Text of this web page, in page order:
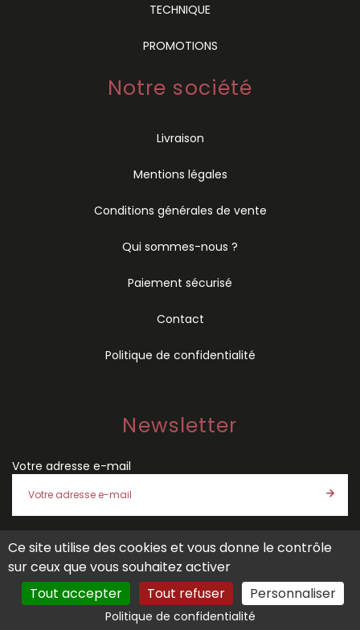
TECHNIQUE
PROMOTIONS
Notre société
Livraison
Mentions légales
Conditions générales de vente
Qui sommes-nous ?
Paiement sécurisé
Contact
Politique de confidentialité
Newsletter
Votre adresse e-mail
J'accepte les conditions générales de venteet lapolitique
de confidentialité
Site créé parTout Simplement Digital
Ce site utilise des cookies et vous donne le contrôle
sur ceux que vous souhaitez activer
Tout accepter
Tout refuser Personnaliser
Politique de confidentialité